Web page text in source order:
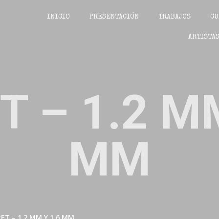
INICIO PRESENTACIÓN TRABAJOS
– 1.2
MM